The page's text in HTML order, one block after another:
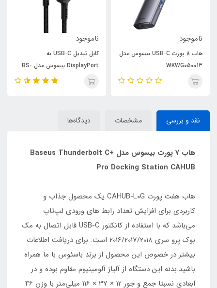
ناموجود
هاب 8 پورت USB-C بیسوس مدل
WKWG050013
ناموجود
کابل تبدیل USB-C به
DisplayPort بیسوس مدل BS-
OH139 طول 1.5 متر
نقد و بررسی مشخصات دیدگاه‌ها
هاب ۷ پورت بیسوس مدل Baseus Thunderbolt C+
Pro Docking Station CAHUB
هاب هفت پورت CAHUB-L0G یک محصول جذاب و
کاربردی برای افزایش تعداد رابط های ورودی لپ‌تاپ
می‌باشد که با استفاده از کانکتور USB-C قابل اتصال به مک
بوک پرو سری 2016/2017/2018 است. برای دریافت اطلاعات
بیشتر در خصوص این محصول از برند باسئوس با ما همراه
باشید.بدنه این دستگاه از آلیاژ آلومینیوم مقاوم بوده و در
ابعادی نسبتا جمع و جور 12 × 37 × 116 میلی‌متر با وزن 46